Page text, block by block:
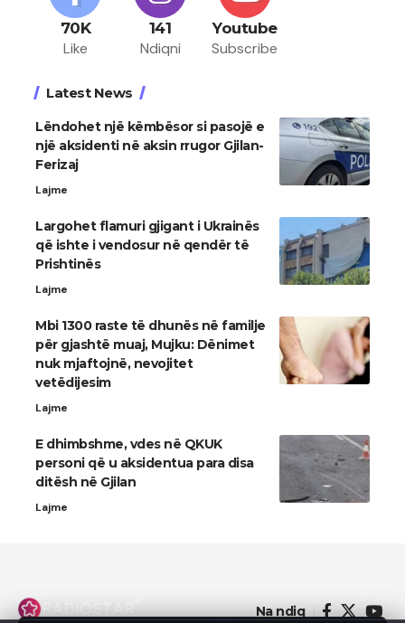
70K
Like
141
Ndiqni
Youtube
Subscribe
Latest News
Lëndohet një këmbësor si pasojë e
një aksidenti në aksin rrugor Gjilan-
Ferizaj
Lajme
Largohet flamuri gjigant i Ukrainës
që ishte i vendosur në qendër të
Prishtinës
Lajme
Mbi 1300 raste të dhunës në familje
për gjashtë muaj, Mujku: Dënimet
nuk mjaftojnë, nevojitet
vetëdijesim
Lajme
E dhimbshme, vdes në QKUK
personi që u aksidentua para disa
ditësh në Gjilan
Lajme
Na ndiq